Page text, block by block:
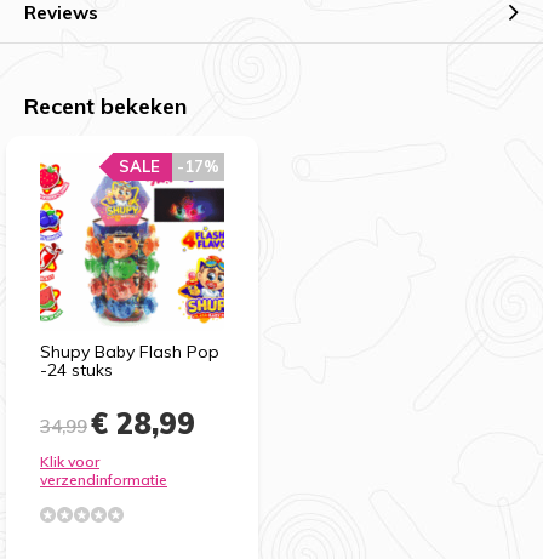
Reviews
Recent bekeken
Shupy Baby Flash Pop
-24 stuks
-17%
SALE
34,99€ 28,99
Klik voor
verzendinformatie